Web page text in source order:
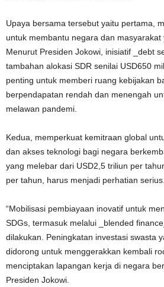
Upaya bersama tersebut yaitu pertama,
untuk membantu negara dan masyarakat
Menurut Presiden Jokowi, inisiatif _debt
tambahan alokasi SDR senilai USD650
penting untuk memberi ruang kebijakan
berpendapatan rendah dan menengah
melawan pandemi.
Kedua, memperkuat kemitraan global
dan akses teknologi bagi negara
yang melebar dari USD2,5 triliun per
per tahun, harus menjadi perhatian serius.
“Mobilisasi pembiayaan inovatif untuk
SDGs, termasuk melalui _blended
dilakukan. Peningkatan investasi swasta
didorong untuk menggerakkan kembali
menciptakan lapangan kerja di negara
Presiden Jokowi.